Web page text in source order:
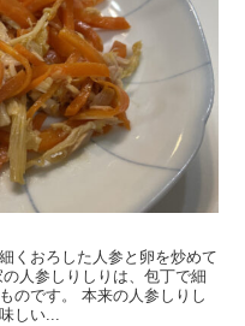
くおろした人参と卵を炒めて
人参しりしりは、包丁で細
のです。 本来の人参しりし
しい...